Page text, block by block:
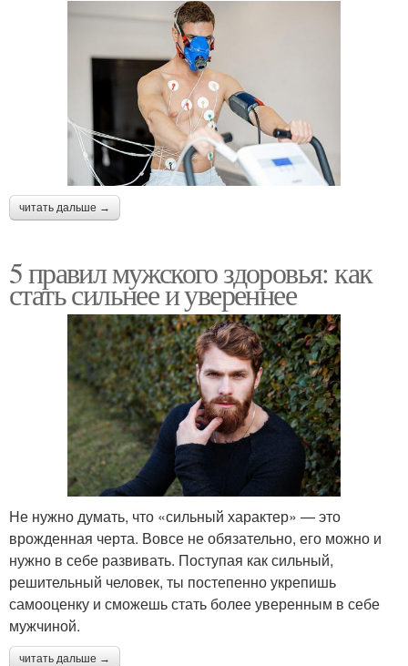
читать дальше →
5 правил мужского здоровья: как
стать сильнее и увереннее
Не нужно думать, что «сильный характер» — это
врожденная черта. Вовсе не обязательно, его можно и
нужно в себе развивать. Поступая как сильный,
решительный человек, ты постепенно укрепишь
самооценку и сможешь стать более уверенным в себе
мужчиной.
читать дальше →